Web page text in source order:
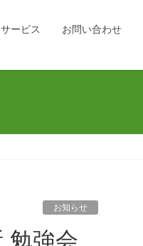
サービス お問い合わせ
お知らせ